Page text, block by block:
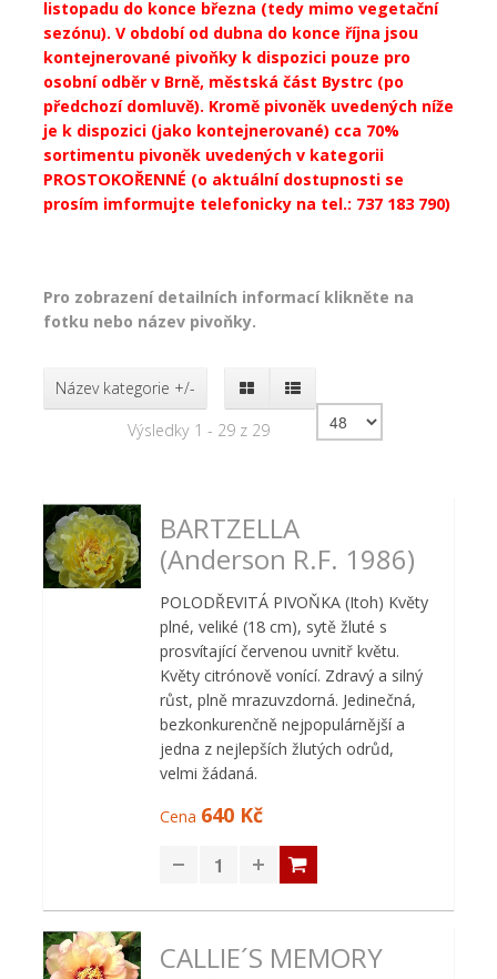
listopadu do konce března (tedy mimo vegetační
sezónu). V období od dubna do konce října jsou
kontejnerované pivoňky k dispozici pouze pro
osobní odběr v Brně, městská část Bystrc (po
předchozí domluvě). Kromě pivoněk uvedených níže
je k dispozici (jako kontejnerované) cca 70%
sortimentu pivoněk uvedených v kategorii
PROSTOKOŘENNÉ (o aktuální dostupnosti se
prosím imformujte telefonicky na tel.: 737 183 790)
Pro zobrazení detailních informací klikněte na
fotku nebo název pivoňky.
Název kategorie +/-
Výsledky 1 - 29 z 29
BARTZELLA
(Anderson R.F. 1986)
POLODŘEVITÁ PIVOŇKA (Itoh) Květy
plné, veliké (18 cm), sytě žluté s
prosvítající červenou uvnitř květu.
Květy citrónově vonící. Zdravý a silný
růst, plně mrazuvzdorná. Jedinečná,
bezkonkurenčně nejpopulárnější a
jedna z nejlepších žlutých odrůd,
velmi žádaná.
Cena 640 Kč
CALLIE´S MEMORY